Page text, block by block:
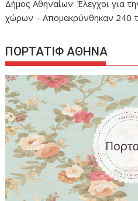
Δήμος Αθηναίων: Έλεγχοι για
χώρων – Απομακρύνθηκαν 240
ΠΟΡΤΑΤΙΦ ΑΘΗΝΑ